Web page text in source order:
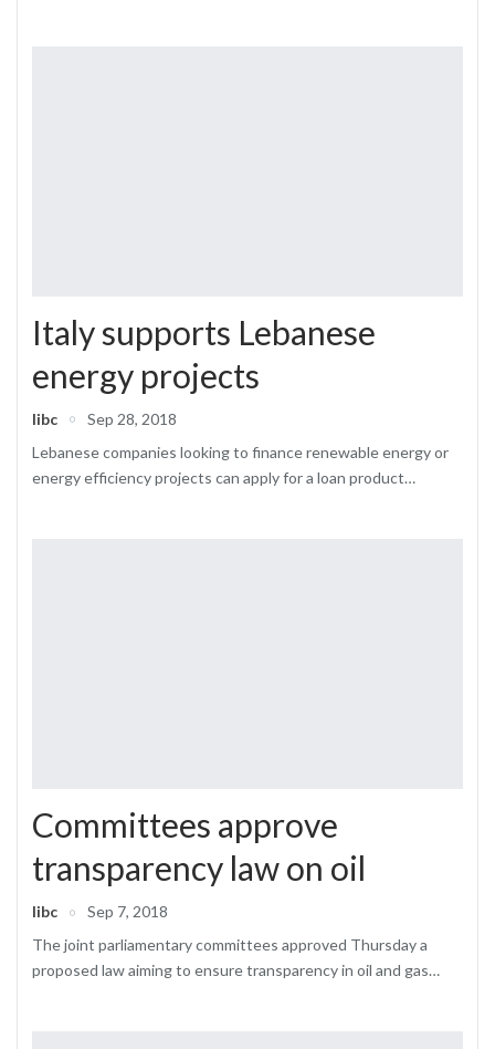
Italy supports Lebanese
energy projects
libc
Sep 28, 2018
Lebanese companies looking to finance renewable energy or
energy efficiency projects can apply for a loan product…
Committees approve
transparency law on oil
libc
Sep 7, 2018
The joint parliamentary committees approved Thursday a
proposed law aiming to ensure transparency in oil and gas…